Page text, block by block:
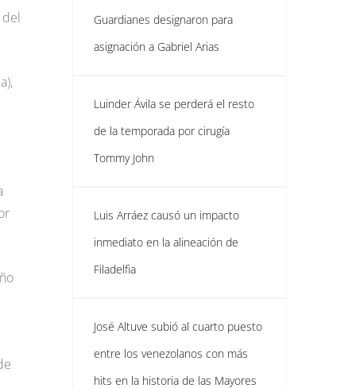
del
Guardianes designaron para
asignación a Gabriel Arias
Luinder Ávila se perderá el resto
de la temporada por cirugía
Tommy John
Luis Arráez causó un impacto
inmediato en la alineación de
Filadelfia
José Altuve subió al cuarto puesto
entre los venezolanos con más
hits en la historia de las Mayores